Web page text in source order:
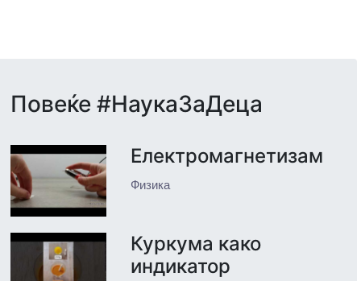
Повеќе #НаукаЗаДеца
Електромагнетизам
Физика
Куркума како
индикатор